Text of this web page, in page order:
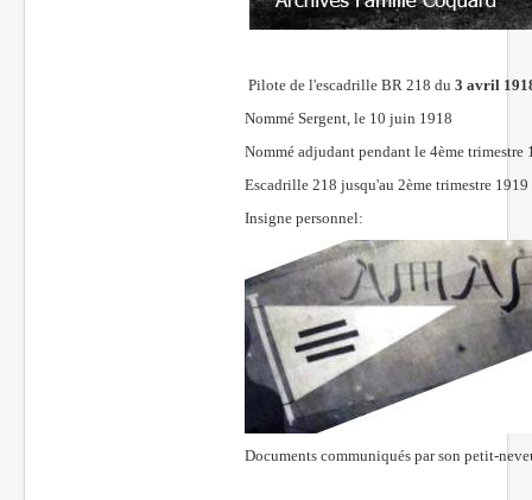
Pilote de l'escadrille BR 218 du 3 avril
Nommé Sergent, le 10 juin 1918
Nommé adjudant pendant le 4ème trimestre
Escadrille 218 jusqu'au 2ème trimestre
Insigne personnel:
Documents communiqués par son petit-